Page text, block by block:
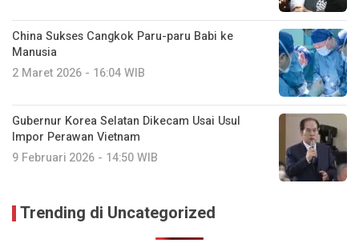
China Sukses Cangkok Paru-paru Babi ke
Manusia
2 Maret 2026 - 16:04 WIB
Gubernur Korea Selatan Dikecam Usai Usul
Impor Perawan Vietnam
9 Februari 2026 - 14:50 WIB
Trending di Uncategorized